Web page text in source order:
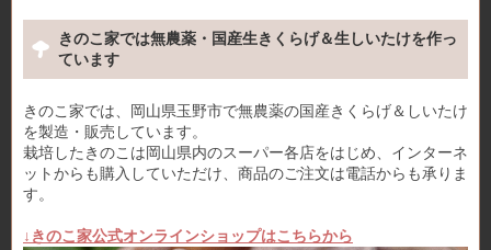
きのこ家では無農薬・国産生きくらげ＆生しいたけを作っ
ています
きのこ家では、岡山県玉野市で無農薬の国産きくらげ＆しいたけ
を製造・販売しています。
栽培したきのこは岡山県内のスーパー各店をはじめ、インターネ
ットからも購入していただけ、商品のご注文は電話からも承りま
す。
↓きのこ家公式オンラインショップはこちらから